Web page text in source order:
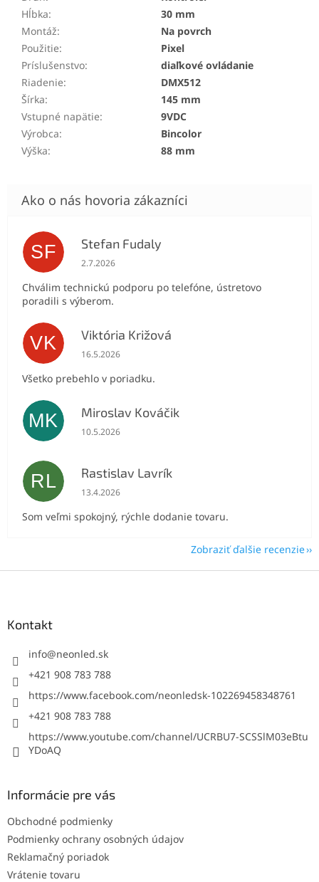
Hĺbka:
30 mm
Montáž:
Na povrch
Použitie:
Pixel
Príslušenstvo:
diaľkové ovládanie
Riadenie:
DMX512
Šírka:
145 mm
Vstupné napätie:
9VDC
Výrobca:
Bincolor
Výška: 88 mm
SF Stefan Fudaly
Hodnotenie obchodu je 5 z 5 hviezdičiek.
2.7.2026
Chválim technickú podporu po telefóne, ústretovo
poradili s výberom.
VK Viktória Križová
Hodnotenie obchodu je 5 z 5 hviezdičiek.
16.5.2026
Všetko prebehlo v poriadku.
MK Miroslav Kováčik
Hodnotenie obchodu je 5 z 5 hviezdičiek.
10.5.2026
RL Rastislav Lavrík
Hodnotenie obchodu je 5 z 5 hviezdičiek.
13.4.2026
Som veľmi spokojný, rýchle dodanie tovaru.
Zobraziť ďalšie recenzie
Kontakt
info@neonled.sk
+421 908 783 788
https://www.facebook.com/neonledsk-102269458348761
+421 908 783 788
https://www.youtube.com/channel/UCRBU7-SCSSlM03eBtu
YDoAQ
Informácie pre vás
Obchodné podmienky
Podmienky ochrany osobných údajov
Reklamačný poriadok
Vrátenie tovaru